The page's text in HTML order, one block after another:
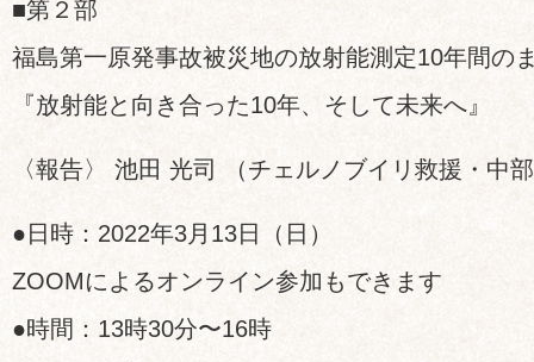
■第２部
福島第一原発事故被災地の放射能測定10年間の
『放射能と向き合った10年、そして未来へ』
〈報告〉 池田 光司 （チェルノブイリ救援・中
●日時：2022年3月13日（日）
ZOOMによるオンライン参加もできます
●時間：13時30分〜16時